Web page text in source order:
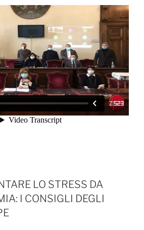
LO STRESS DA
I CONSIGLI DEGLI